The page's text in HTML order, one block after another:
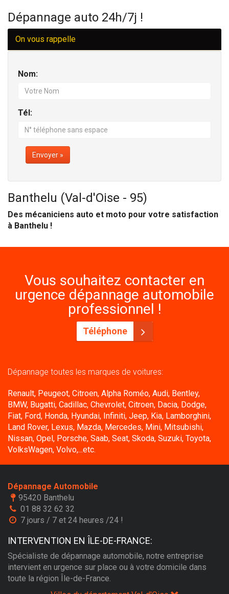
Dépannage auto 24h/7j !
On vous rappelle
Nom:
Tél:
Envoyer »
Banthelu (Val-d'Oise - 95)
Des mécaniciens auto et moto pour votre satisfaction
à Banthelu !
Vous souhaitez contacter en
urgence dépannage automobile
professionnel !
Téléphone
Dépannage toutes les marques de voitures:
Renault, Peugeot, Citroen, Alpha Roméo, Audi, Bentley,
BMW, Bugatti, Cadillac, Chevrolet, Citroen, Dacia, Dodge,
Fiat, Ford, Honda, Hyundai, Infiniti, Jeep, Kia, Lamborghini,
Land Rover, Lexus, Mazda, Mercedes, Mini, Mitsubishi,
Nissan, Opel, Porsche, Saab, Seat, Skoda, Suzuki, Toyota,
VolksWagen, Volvo,...etc.
Dépannage Automobile
95420 Banthelu
01 88 32 62 32
7 jours / 7 et 24 heures /24 !
INTERVENTION EN ÎLE-DE-FRANCE:
Spécialiste de dépannage automobile, notre entreprise
intervient en urgence sur place ou à votre domicile dans
toute la région Île-de-France.